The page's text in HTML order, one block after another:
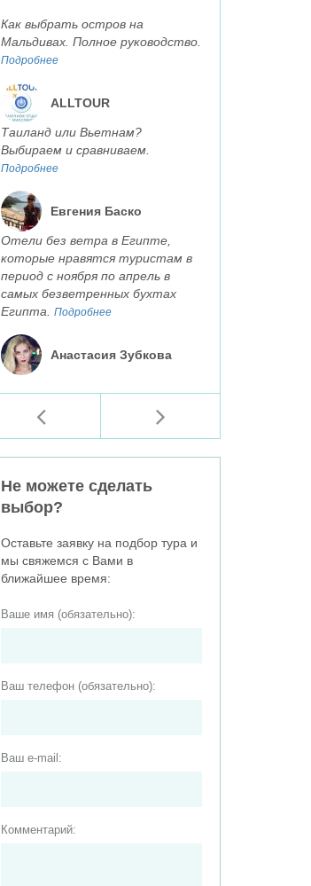
Как выбрать остров на
Мальдивах. Полное руководство.
Подробнее
ALLTOUR
Таиланд или Вьетнам?
Выбираем и сравниваем.
Подробнее
Евгения Баско
Отели без ветра в Египте,
которые нравятся туристам в
период с ноября по апрель в
самых безветренных бухтах
Египта. Подробнее
Анастасия Зубкова
Не можете сделать
выбор?
Оставьте заявку на подбор тура и
мы свяжемся с Вами в
ближайшее время:
Ваше имя (обязательно):
Ваш телефон (обязательно):
Ваш e-mail:
Комментарий: